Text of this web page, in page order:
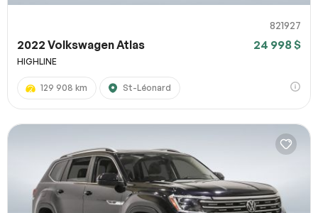
821927
2022 Volkswagen Atlas 24 998 $
HIGHLINE
129 908 km St-Léonard